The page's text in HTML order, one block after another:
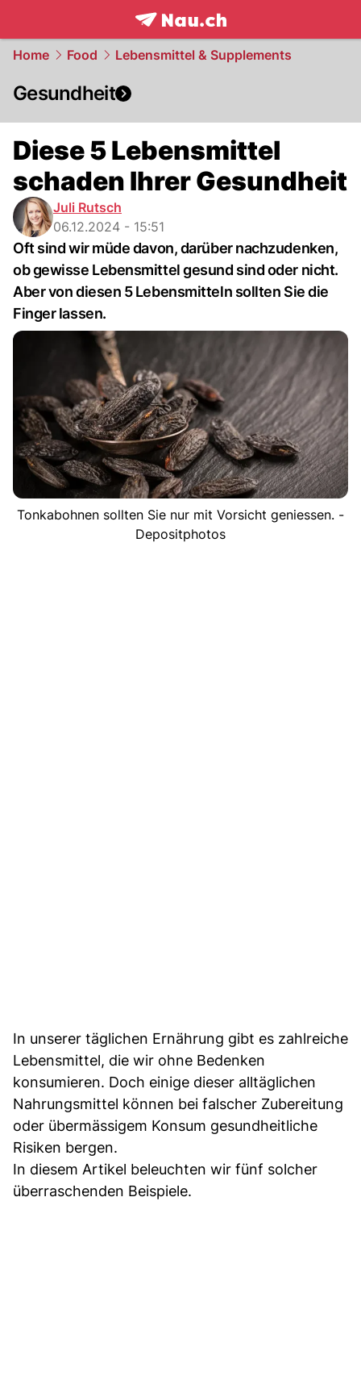
frontpage.NAU.ch
Home Food Lebensmittel & Supplements
Gesundheit
Diese 5 Lebensmittel
schaden Ihrer Gesundheit
Juli Rutsch
06.12.2024 - 15:51
Oft sind wir müde davon, darüber nachzudenken,
ob gewisse Lebensmittel gesund sind oder nicht.
Aber von diesen 5 Lebensmitteln sollten Sie die
Finger lassen.
Tonkabohnen sollten Sie nur mit Vorsicht geniessen. -
Depositphotos
In unserer täglichen Ernährung gibt es zahlreiche
Lebensmittel, die wir ohne Bedenken
konsumieren. Doch einige dieser alltäglichen
Nahrungsmittel können bei falscher Zubereitung
oder übermässigem Konsum gesundheitliche
Risiken bergen.
In diesem Artikel beleuchten wir fünf solcher
überraschenden Beispiele.